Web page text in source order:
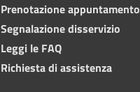
Prenotazione appuntamento
Segnalazione disservizio
Leggi le FAQ
Richiesta di assistenza